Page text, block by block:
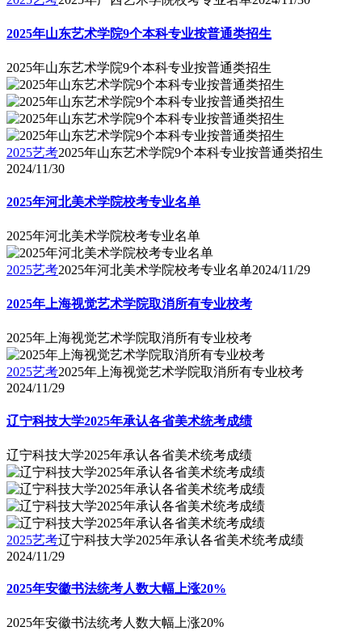
2025年山东艺术学院9个本科专业按普通类招生
2025年山东艺术学院9个本科专业按普通类招生
2025艺考2025年山东艺术学院9个本科专业按普通类招生
2024/11/30
2025年河北美术学院校考专业名单
2025年河北美术学院校考专业名单
2025艺考2025年河北美术学院校考专业名单2024/11/29
2025年上海视觉艺术学院取消所有专业校考
2025年上海视觉艺术学院取消所有专业校考
2025艺考2025年上海视觉艺术学院取消所有专业校考
2024/11/29
辽宁科技大学2025年承认各省美术统考成绩
辽宁科技大学2025年承认各省美术统考成绩
2025艺考辽宁科技大学2025年承认各省美术统考成绩
2024/11/29
2025年安徽书法统考人数大幅上涨20%
2025年安徽书法统考人数大幅上涨20%